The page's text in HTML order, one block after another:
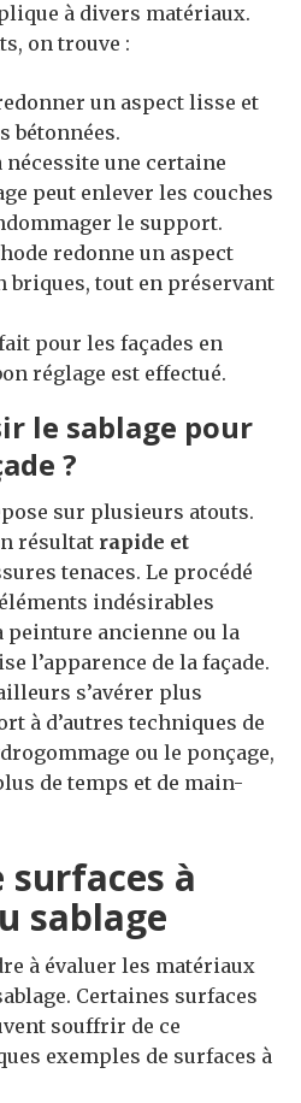
à divers matériaux.
on trouve :
un aspect lisse et
bétonnées.
nécessite une certaine
peut enlever les couches
le support.
redonne un aspect
briques, tout en préservant
pour les façades en
réglage est effectué.
le sablage pour
?
sur plusieurs atouts.
résultat rapide et
tenaces. Le procédé
indésirables
ancienne ou la
l’apparence de la façade.
s’avérer plus
à d’autres techniques de
ou le ponçage,
de temps et de main-
surfaces à
sablage
à évaluer les matériaux
Certaines surfaces
souffrir de ce
exemples de surfaces à